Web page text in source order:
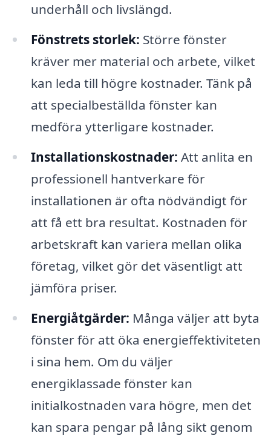
underhåll och livslängd.
Fönstrets storlek: Större fönster
kräver mer material och arbete, vilket
kan leda till högre kostnader. Tänk på
att specialbeställda fönster kan
medföra ytterligare kostnader.
Installationskostnader: Att anlita en
professionell hantverkare för
installationen är ofta nödvändigt för
att få ett bra resultat. Kostnaden för
arbetskraft kan variera mellan olika
företag, vilket gör det väsentligt att
jämföra priser.
Energiåtgärder: Många väljer att byta
fönster för att öka energieffektiviteten
i sina hem. Om du väljer
energiklassade fönster kan
initialkostnaden vara högre, men det
kan spara pengar på lång sikt genom